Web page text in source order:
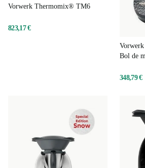
Vorwerk Thermomix® TM6
823,17 €
Bol de
348,79 €